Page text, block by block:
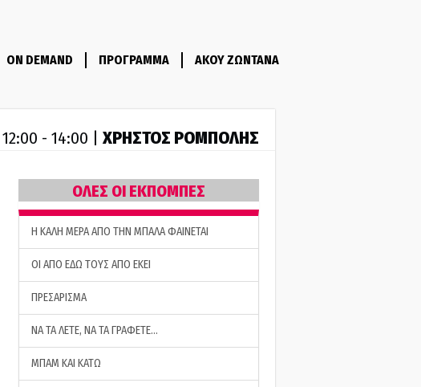
ON DEMAND ΠΡΟΓΡΑΜΜΑ ΑΚΟΥ ΖΩΝΤΑΝΑ
12:00 - 14:00 | ΧΡΗΣΤΟΣ ΡΟΜΠΟΛΗΣ
ΟΛΕΣ ΟΙ ΕΚΠΟΜΠΕΣ
H ΚΑΛΗ ΜΕΡΑ ΑΠΟ ΤΗΝ ΜΠΑΛΑ ΦΑΙΝΕΤΑΙ
ΟΙ ΑΠΟ ΕΔΩ ΤΟΥΣ ΑΠΟ ΕΚΕΙ
ΠΡΕΣΑΡΙΣΜΑ
ΝΑ ΤΑ ΛΕΤΕ, ΝΑ ΤΑ ΓΡΑΦΕΤΕ…
ΜΠΑΜ ΚΑΙ ΚΑΤΩ